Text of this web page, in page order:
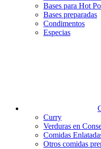
Bases para Hot
Bases preparadas
Condimentos
Especias
Curry
Verduras en
Comidas
Otros comidas